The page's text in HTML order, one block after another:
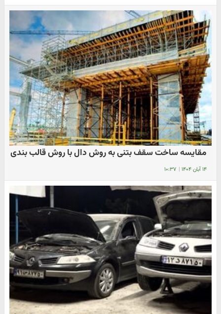
مقایسه ساخت سقف بتنی به روش دال با روش قالب بندی
۱۴ آبان ۱۴۰۴ | ۱۰:۳۷